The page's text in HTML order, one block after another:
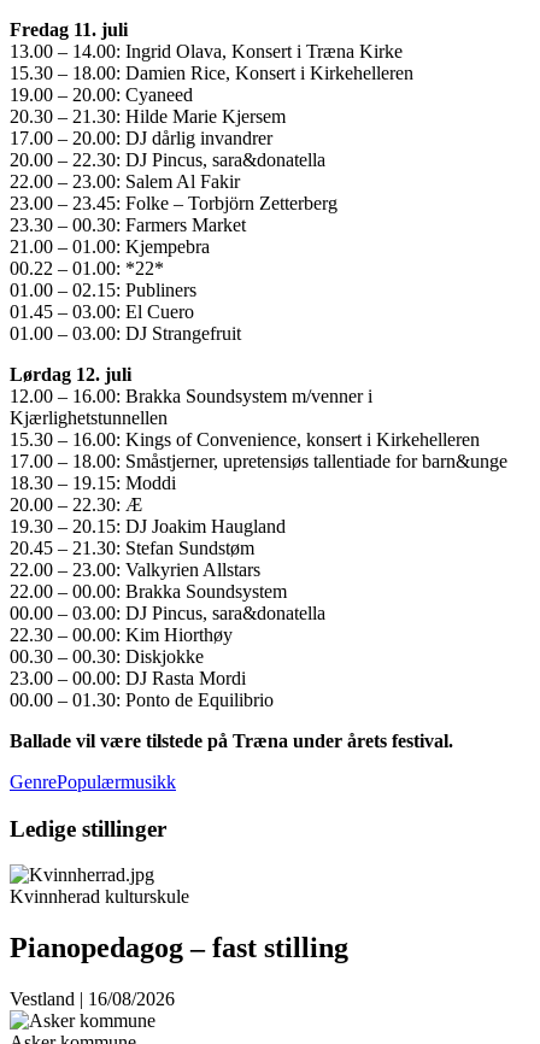
Fredag 11. juli
13.00 – 14.00: Ingrid Olava, Konsert i Træna Kirke
15.30 – 18.00: Damien Rice, Konsert i Kirkehelleren
19.00 – 20.00: Cyaneed
20.30 – 21.30: Hilde Marie Kjersem
17.00 – 20.00: DJ dårlig invandrer
20.00 – 22.30: DJ Pincus, sara&donatella
22.00 – 23.00: Salem Al Fakir
23.00 – 23.45: Folke – Torbjörn Zetterberg
23.30 – 00.30: Farmers Market
21.00 – 01.00: Kjempebra
00.22 – 01.00: *22*
01.00 – 02.15: Publiners
01.45 – 03.00: El Cuero
01.00 – 03.00: DJ Strangefruit
Lørdag 12. juli
12.00 – 16.00: Brakka Soundsystem m/venner i
Kjærlighetstunnellen
15.30 – 16.00: Kings of Convenience, konsert i Kirkehelleren
17.00 – 18.00: Småstjerner, upretensiøs tallentiade for barn&unge
18.30 – 19.15: Moddi
20.00 – 22.30: Æ
19.30 – 20.15: DJ Joakim Haugland
20.45 – 21.30: Stefan Sundstøm
22.00 – 23.00: Valkyrien Allstars
22.00 – 00.00: Brakka Soundsystem
00.00 – 03.00: DJ Pincus, sara&donatella
22.30 – 00.00: Kim Hiorthøy
00.30 – 00.30: Diskjokke
23.00 – 00.00: DJ Rasta Mordi
00.00 – 01.30: Ponto de Equilibrio
Ballade vil være tilstede på Træna under årets festival.
GenrePopulærmusikk
Ledige stillinger
Kvinnherad kulturskule
Pianopedagog – fast stilling
Vestland | 16/08/2026